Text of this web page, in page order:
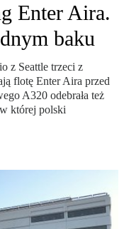
Enter Aira.
baku
z Seattle trzeci z
flotę Enter Aira przed
A320 odebrała też
której polski